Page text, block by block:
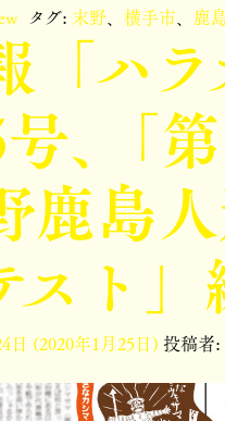
タグ:末野、 横手市、 鹿
「ハラ
、「
鹿島
スト
日 (2020年1月25日) 投稿者: